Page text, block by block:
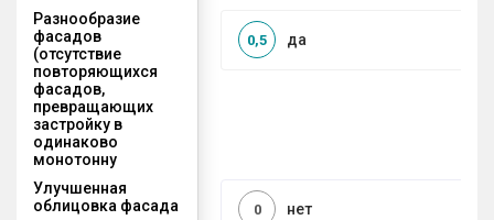
Разнообразие
фасадов
(отсутствие
повторяющихся
фасадов,
превращающих
застройку в
одинаково
монотонну
да
0,5
Улучшенная
облицовка фасада
нет
0